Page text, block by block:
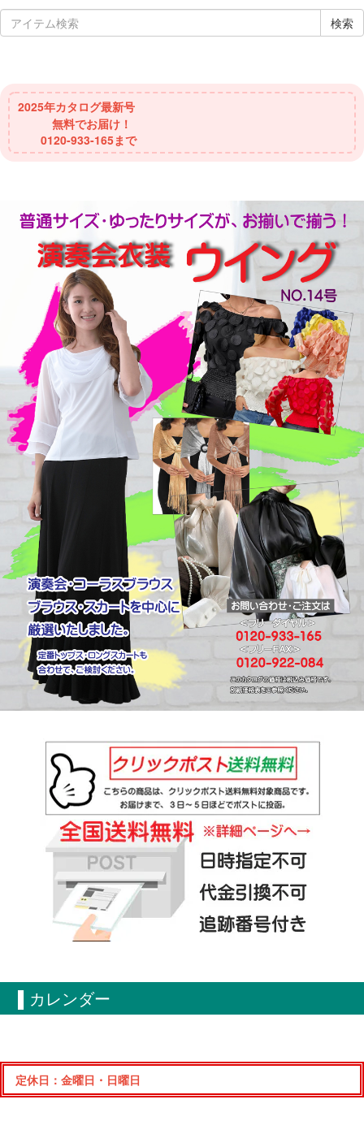
検索
2025年カタログ最新号
無料でお届け！
0120-933-165まで
▌カレンダー
定休日：金曜日・日曜日